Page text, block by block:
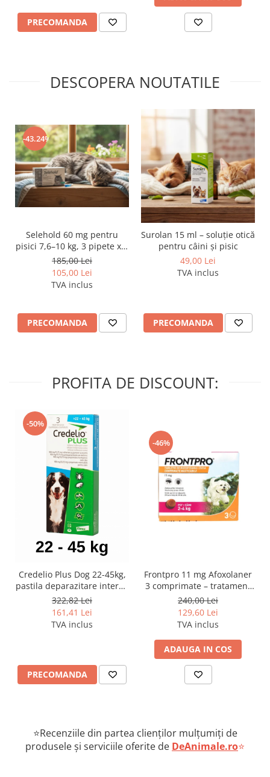
PRECOMANDA
DESCOPERA NOUTATILE
-43.24%
Selehold 60 mg pentru
pisici 7,6–10 kg, 3 pipete x 1
ml – soluție antiparazitară
spot-on
185,00 Lei
105,00 Lei
TVA inclus
PRECOMANDA
Surolan 15 ml – soluție otică
pentru câini și pisic
49,00 Lei
TVA inclus
PRECOMANDA
PROFITA DE DISCOUNT:
-50%
Credelio Plus Dog 22-45kg,
pastila deparazitare interna
si externa
322,82 Lei
161,41 Lei
TVA inclus
PRECOMANDA
-46%
Frontpro 11 mg Afoxolaner
3 comprimate – tratament
impotriva puricilor și
căpușelor câini 2-4 kg
240,00 Lei
129,60 Lei
TVA inclus
ADAUGA IN COS
⭐Recenziile din partea clienților mulțumiți de
produsele și serviciile oferite de DeAnimale.ro⭐